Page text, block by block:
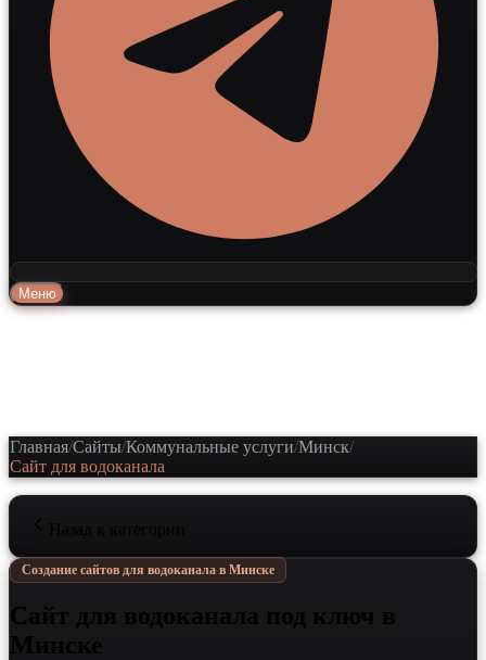
Меню
Главная/Сайты/Коммунальные услуги/Минск/
Сайт для водоканала
Создание сайтов для водоканала в Минске
Сайт для водоканала под ключ в
Минске